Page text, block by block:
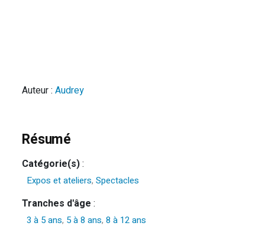
Auteur :Audrey
Résumé
Catégorie(s):
Expos et ateliers,Spectacles
Tranches d'âge :
3 à 5 ans, 5 à 8 ans,8 à 12 ans